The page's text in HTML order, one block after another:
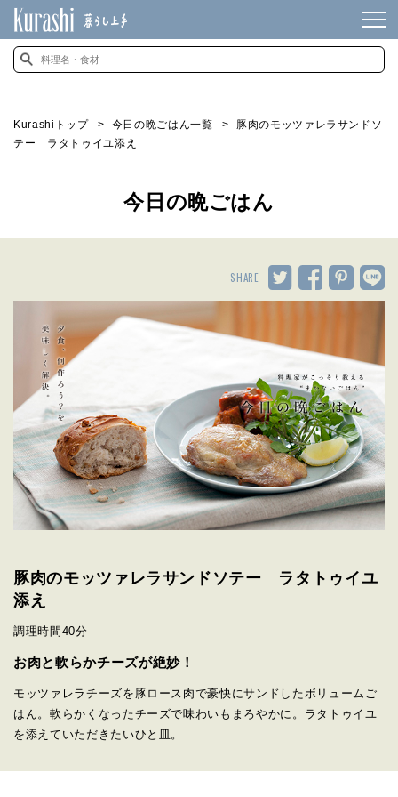
Kurashiトップ 今日の晩ごはん一覧
豚肉のモッツァレラサンドソ
テー ラタトゥイユ添え
今日の晩ごはん
SHARE
豚肉のモッツァレラサンドソテー ラタトゥイユ
添え
調理時間 40分
お肉と軟らかチーズが絶妙！
モッツァレラチーズを豚ロース肉で豪快にサンドしたボリュームご
はん。軟らかくなったチーズで味わいもまろやかに。ラタトゥイユ
を添えていただきたいひと皿。